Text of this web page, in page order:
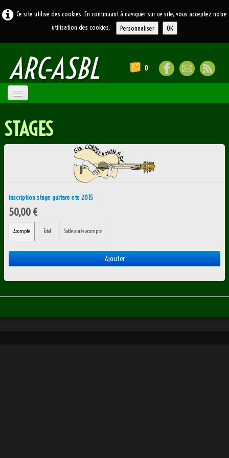
Ce site utilise des cookies. En continuant à naviguer sur ce site, vous acceptez notre
utilisation des cookies.
Personnaliser OK
ARC-ASBL 0
ATELIERS
CONTACT
SOUVENIRS
STAGES
inscription stage guitare ete 2015
50,00 €
Acompte Total Solde après acompte
Ajouter